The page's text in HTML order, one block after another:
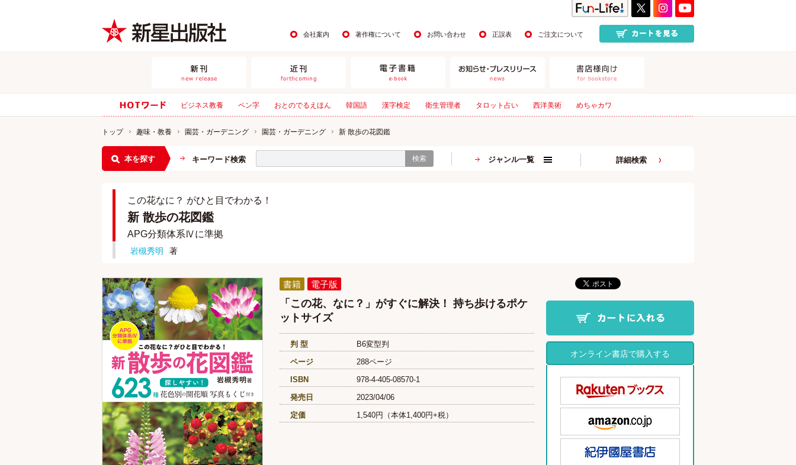
会社案内 著作権について お問い合わせ 正誤表 ご注文について
ビジネス教養 ペン字 おとのでるえほん 韓国語 漢字検定 衛生管理者 タロット占い 西洋美術 めちゃカワ
トップ 趣味・教養 園芸・ガーデニング 園芸・ガーデニング 新 散歩の花図鑑
本を探す キーワード検索 検索 ジャンル一覧 詳細検索
この花なに？ がひと目でわかる！
新 散歩の花図鑑
APG分類体系Ⅳに準拠
岩槻秀明 著
書籍 電子版
「この花、なに？」がすぐに解決！ 持ち歩けるポケ
ットサイズ
判 型
B6変型判
ページ
288ページ
ISBN
978-4-405-08570-1
発売日
2023/04/06
定価
1,540円（本体1,400円+税）
オンライン書店で購入する